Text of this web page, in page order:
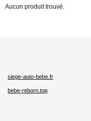
Aucun produit trouvé.
siege-auto-bebe.fr
bebe-reborn.top